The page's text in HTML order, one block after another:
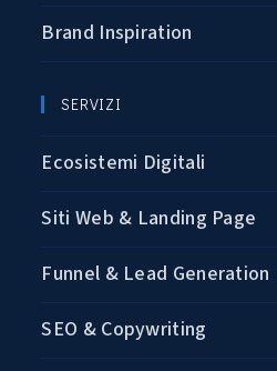
Brand Inspiration
SERVIZI
Ecosistemi Digitali
Siti Web & Landing Page
Funnel & Lead Generation
SEO & Copywriting